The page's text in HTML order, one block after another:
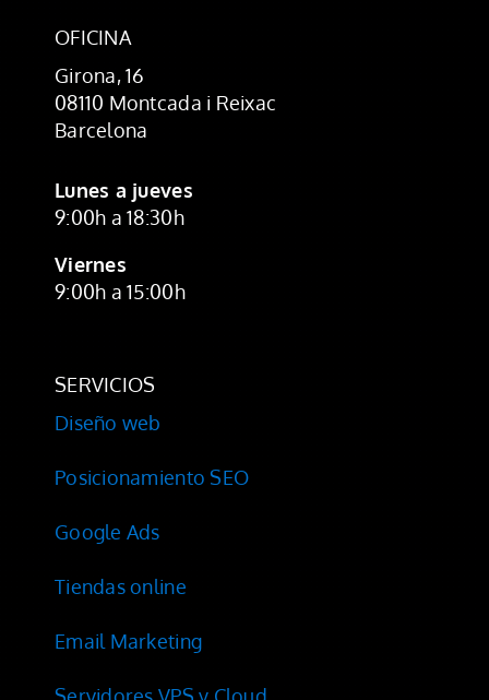
OFICINA
Girona, 16
08110 Montcada i Reixac
Barcelona
Lunes a jueves
9:00h a 18:30h
Viernes
9:00h a 15:00h
SERVICIOS
Diseño web
Posicionamiento SEO
Google Ads
Tiendas online
Email Marketing